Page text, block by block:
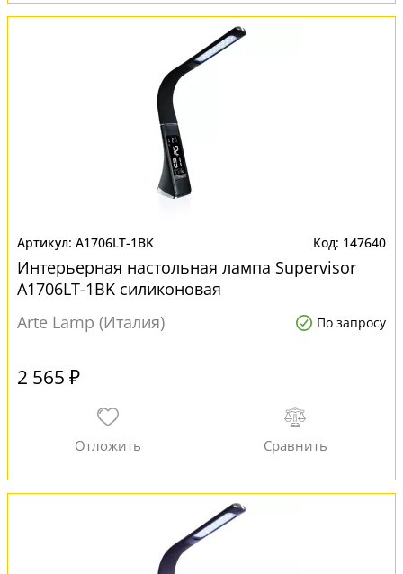
A1706LT-1BK 147640
Интерьерная настольная лампа Supervisor
A1706LT-1BK силиконовая
Arte Lamp (Италия)
По запросу
2 565 ₽